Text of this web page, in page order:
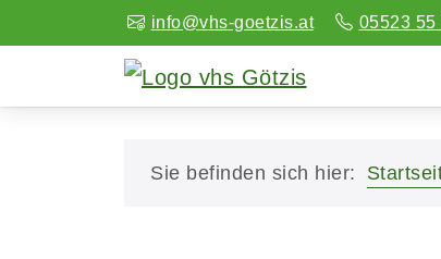
info@vhs-goetzis.at 05523 55
Sie befinden sich hier: